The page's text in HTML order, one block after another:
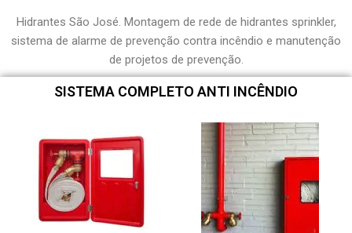
Hidrantes São José. Montagem de rede de hidrantes sprinkler,
sistema de alarme de prevenção contra incêndio e manutenção
de projetos de prevenção.
SISTEMA COMPLETO ANTI INCÊNDIO